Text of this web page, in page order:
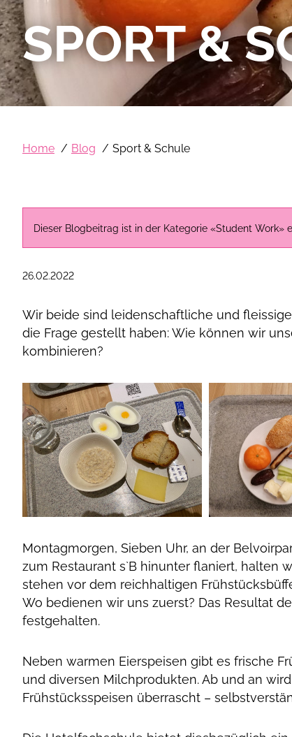
SPORT &
Home Blog Sport & Schule
Dieser Blogbeitrag ist in der Kategorie «Student Work»
26.02.2022
Wir beide sind leidenschaftliche und
die Frage gestellt haben: Wie können wir
kombinieren?
Montagmorgen, Sieben Uhr, an der
zum Restaurant s`B hinunter flaniert, halten
stehen vor dem reichhaltigen
Wo bedienen wir uns zuerst? Das Resultat
festgehalten.
Neben warmen Eierspeisen gibt es frische
und diversen Milchprodukten. Ab und an
Frühstücksspeisen überrascht –